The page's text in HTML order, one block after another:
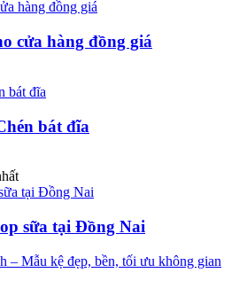
cửa hàng đồng giá
bát đĩa
sữa tại Đồng Nai